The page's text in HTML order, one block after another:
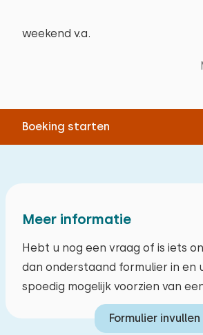
weekend v.a.
Boeking starten
Meer informatie
Hebt u nog een vraag of is iets
dan onderstaand formulier in en
spoedig mogelijk voorzien van
Formulier invullen